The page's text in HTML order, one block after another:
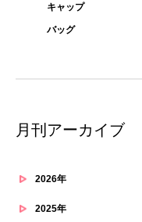
キャップ
バッグ
月刊アーカイブ
2026年
2025年